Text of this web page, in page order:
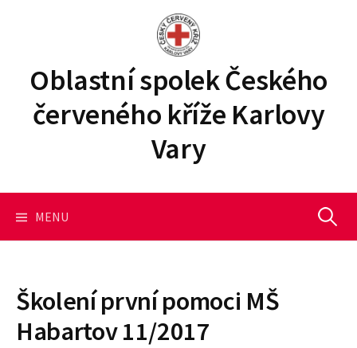
s
Oblastní spolek Českého
červeného kříže Karlovy
Vary
MENU V
Školení první pomoci MŠ
Habartov 11/2017